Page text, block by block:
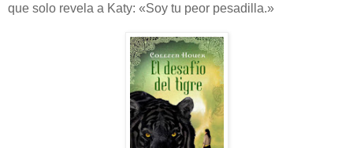
que solo revela a Katy: «Soy tu peor pesadilla.»